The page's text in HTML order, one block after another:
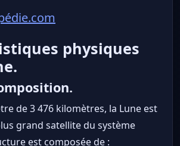
physiques
de 3 476 kilomètres, la Lune est
grand satellite du système
est composée de :